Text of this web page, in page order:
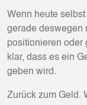
Wenn heute
gerade deswegen
positionieren oder
klar, dass es ein
geben wird.
Zurück zum Geld.